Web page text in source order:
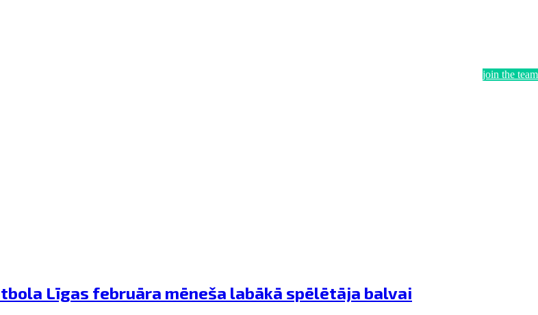
join the team
Līgas februāra mēneša labākā spēlētāja balvai